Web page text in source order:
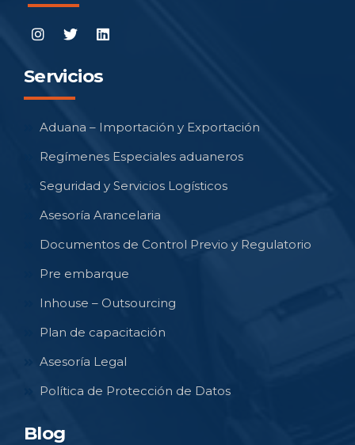
Servicios
Aduana – Importación y Exportación
Regímenes Especiales aduaneros
Seguridad y Servicios Logísticos
Asesoría Arancelaria
Documentos de Control Previo y Regulatorio
Pre embarque
Inhouse – Outsourcing
Plan de capacitación
Asesoría Legal
Política de Protección de Datos
Blog